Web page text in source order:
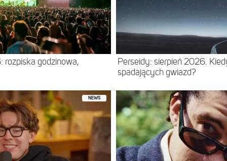
rozpiska godzinowa,
Perseidy: sierpień 2026.
spadających gwiazd?
NEWS